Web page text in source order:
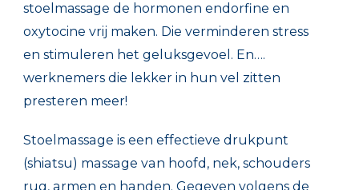
stoelmassage de hormonen endorfine en
oxytocine vrij maken. Die verminderen stress
en stimuleren het geluksgevoel. En….
werknemers die lekker in hun vel zitten
presteren meer!
Stoelmassage is een effectieve drukpunt
(shiatsu) massage van hoofd, nek, schouders
rug, armen en handen. Gegeven volgens de